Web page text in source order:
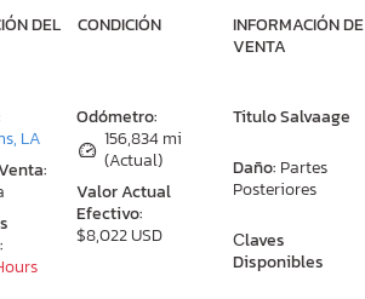
DEL
CONDICIÓN
INFORMACIÓN DE
VENTA
Odómetro:
156,834 mi
(Actual)
Valor Actual
Efectivo:
$8,022 USD
Titulo Salvaage
Daño: Partes
Posteriores
Сlaves
Disponibles
LA